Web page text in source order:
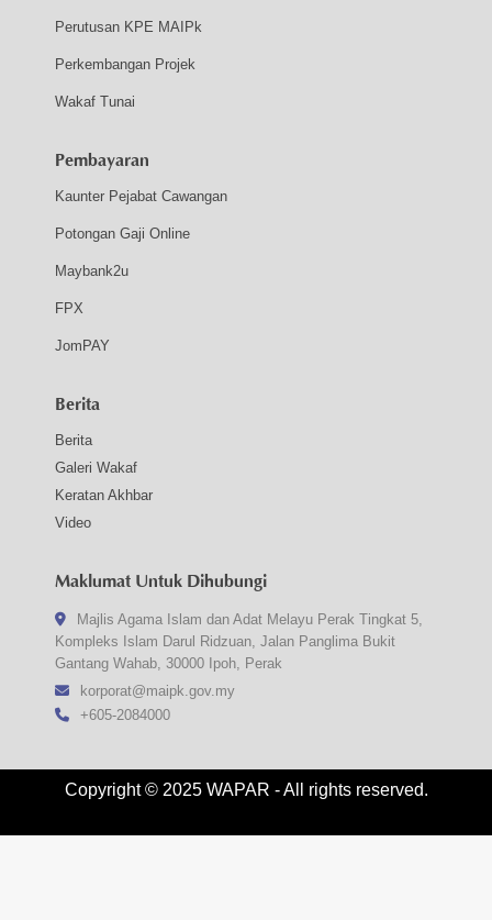
Perutusan KPE MAIPk
Perkembangan Projek
Wakaf Tunai
Pembayaran
Kaunter Pejabat Cawangan
Potongan Gaji Online
Maybank2u
FPX
JomPAY
Berita
Berita
Galeri Wakaf
Keratan Akhbar
Video
Maklumat Untuk Dihubungi
Majlis Agama Islam dan Adat Melayu Perak Tingkat 5,
Kompleks Islam Darul Ridzuan, Jalan Panglima Bukit
Gantang Wahab, 30000 Ipoh, Perak
korporat@maipk.gov.my
+605-2084000
Copyright © 2025 WAPAR - All rights reserved.